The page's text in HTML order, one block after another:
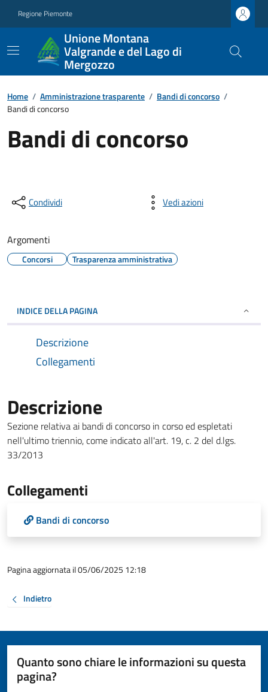
Regione Piemonte
Unione Montana
Valgrande e del Lago di
Mergozzo
Home / Amministrazione trasparente / Bandi di concorso /
Bandi di concorso
Bandi di concorso
Condividi Vedi azioni
Argomenti
Concorsi Trasparenza amministrativa
INDICE DELLA PAGINA
Descrizione
Collegamenti
Descrizione
Sezione relativa ai bandi di concorso in corso ed espletati
nell'ultimo triennio, come indicato all'art. 19, c. 2 del d.lgs.
33/2013
Collegamenti
Bandi di concorso
Pagina aggiornata il 05/06/2025 12:18
Indietro
Quanto sono chiare le informazioni su questa
pagina?